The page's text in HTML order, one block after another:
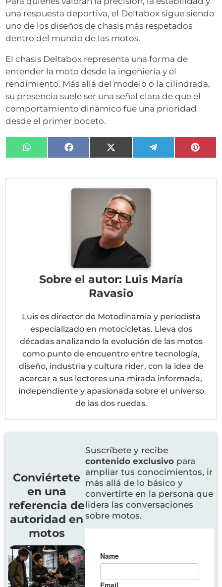
una respuesta deportiva, el Deltabox sigue siendo
uno de los diseños de chasis más respetados
dentro del mundo de las motos.
El chasis Deltabox representa una forma de
entender la moto desde la ingeniería y el
rendimiento. Más allá del modelo o la cilindrada,
su presencia suele ser una señal clara de que el
comportamiento dinámico fue una prioridad
desde el primer boceto.
Compartir
en
Compartir
en
Compartir
en
(Twitter)
Compartir
en
en
Sobre el autor: Luis María
Ravasio
Luis es director de Motodinamia y periodista
especializado en motocicletas. Lleva dos
décadas analizando la evolución de las motos
como punto de encuentro entre tecnología,
diseño, industria y cultura rider, con la idea de
acercar a sus lectores una mirada informada,
independiente y apasionada sobre el universo
de las dos ruedas.
Conviértete
en una
referencia de
autoridad en
motos
Suscríbete y recibe
contenido exclusivo para
ampliar tus conocimientos, ir
más allá de lo básico y
convertirte en la persona que
lidera las conversaciones
sobre motos.